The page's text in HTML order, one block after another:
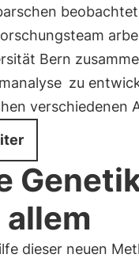
Bern
zu
verschiedenen
allem
dieser neuen